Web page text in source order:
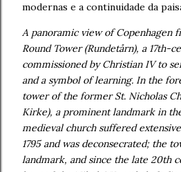
modernas e a continuidade da
A panoramic view of Copenhagen
Round Tower (Rundetårn), a 17th-
commissioned by Christian IV to
and a symbol of learning. In the
tower of the former St. Nicholas
Kirke), a prominent landmark in
medieval church suffered
1795 and was deconsecrated; the
landmark, and since the late 20th